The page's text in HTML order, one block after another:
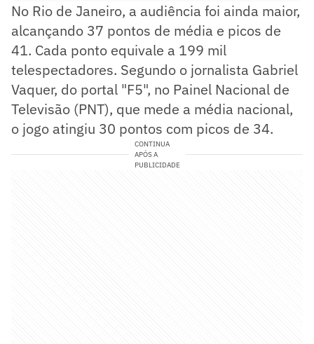
No Rio de Janeiro, a audiência foi ainda maior,
alcançando 37 pontos de média e picos de
41. Cada ponto equivale a 199 mil
telespectadores. Segundo o jornalista Gabriel
Vaquer, do portal "F5", no Painel Nacional de
Televisão (PNT), que mede a média nacional,
o jogo atingiu 30 pontos com picos de 34.
CONTINUA
APÓS A
PUBLICIDADE